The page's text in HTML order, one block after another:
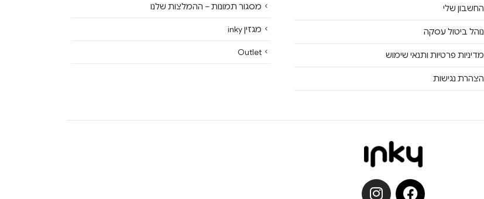
החשבון שלי
נוהל ביטול עסקה
מדיניות פרטיות ותנאי שימוש
הצהרת נגישות
מסגור תמונות – ההמלצות שלנו
מגזין inky
Outlet